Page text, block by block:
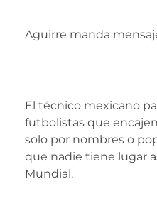
Aguirre manda
El técnico mexicano
futbolistas que
solo por nombres o
que nadie tiene lugar
Mundial.